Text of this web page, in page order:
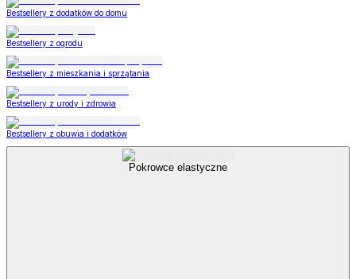
Bestsellery z dodatków do domu
Bestsellery z ogrodu
Bestsellery z mieszkania i sprzątania
Bestsellery z urody i zdrowia
Bestsellery z obuwia i dodatków
Pokrowce elastyczne